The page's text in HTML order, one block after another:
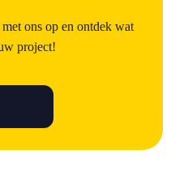
ons op en ontdek wat
project!